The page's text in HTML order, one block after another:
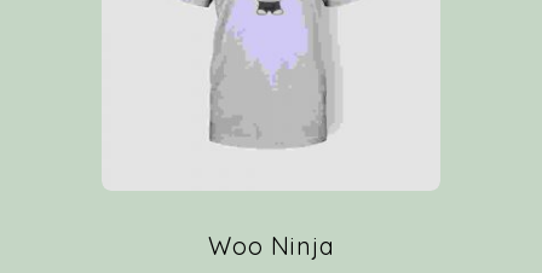
Woo Ninja